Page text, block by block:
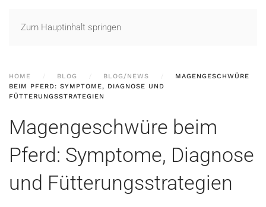
Zum Hauptinhalt springen
HOME BLOG BLOG/NEWS
MAGENGESCHWÜRE
BEIM PFERD: SYMPTOME, DIAGNOSE UND
FÜTTERUNGSSTRATEGIEN
Magengeschwüre beim
Pferd: Symptome, Diagnose
und Fütterungsstrategien